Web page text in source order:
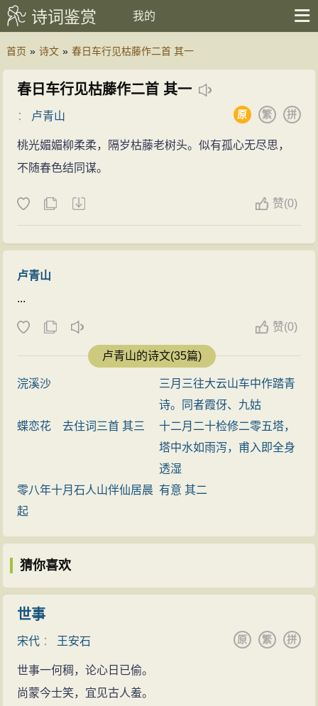
诗词鉴赏 我的
首页 » 诗文 » 春日车行见枯藤作二首 其一
春日车行见枯藤作二首 其一
： 卢青山 拼
繁
原
桃光媚媚柳柔柔，隔岁枯藤老树头。似有孤心无尽思，
不随春色结同谋。
赞(0)
卢青山
...
赞(0)
卢青山的诗文(35篇)
浣溪沙
三月三往大云山车中作踏青
诗。同者霞伢、九姑
蝶恋花 去住词三首 其三
十二月二十检修二零五塔，
塔中水如雨泻，甫入即全身
透湿
零八年十月石人山伴仙居晨
起
有意 其二
猜你喜欢
世事
宋代 ： 王安石 拼
繁
原
世事一何稠，论心日已偷。
尚蒙今士笑，宜见古人羞。